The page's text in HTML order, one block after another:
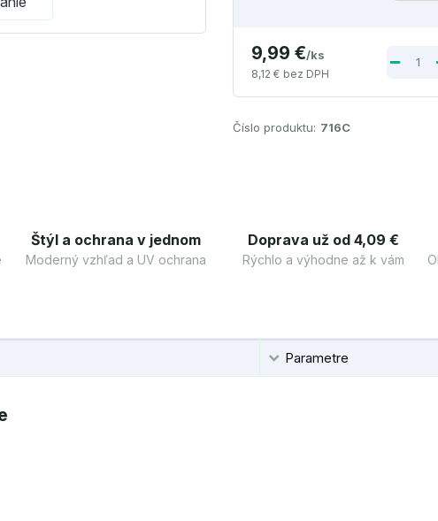
9,99 €/ks
8,12 € bez DPH
Číslo produktu: 716C
Štýl a ochrana v jednom
Moderný vzhľad a UV ochrana
Doprava už od 4,09 €
Rýchlo a výhodne až k vám
Parametre